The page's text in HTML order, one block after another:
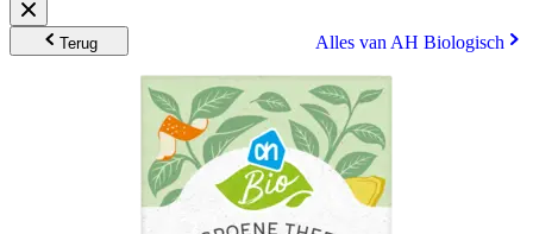
Terug Alles van AH Biologisch